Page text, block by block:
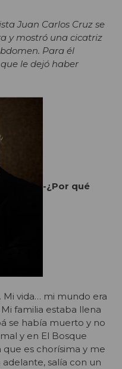
Juan Carlos Cruz se
y mostró una cicatriz
Para él
le dejó haber
-¿Por qué
vida… mi mundo era
familia estaba llena
se había muerto y no
y en El Bosque
es chorísima y me
salía con un